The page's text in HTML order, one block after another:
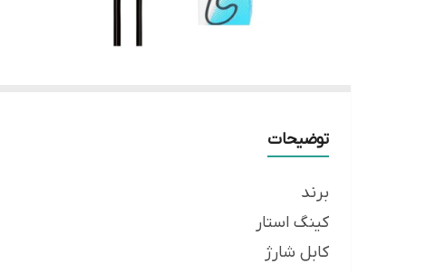
توضیحات
برند
کینگ استار
کابل شارژ